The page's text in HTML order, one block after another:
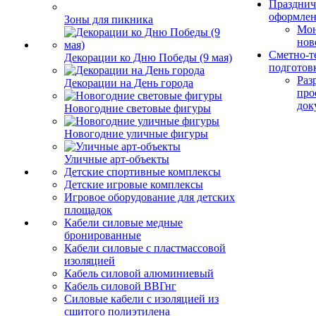
Зоны для пикника
Декорации ко Дню Победы (9 мая)
Декорации на День города
Новогодние световые фигуры
Новогодние уличные фигуры
Уличные арт-объекты
Детские спортивные комплексы
Детские игровые комплексы
Игровое оборудование для детских
площадок
Кабели силовые медные
бронированные
Кабели силовые с пластмассовой
изоляцией
Кабель силовой алюминиевый
Кабель силовой ВВГнг
Силовые кабели с изоляцией из
сшитого полиэтилена
Сметно-